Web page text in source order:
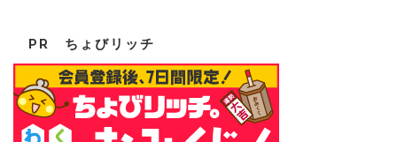
PR ちょびリッチ